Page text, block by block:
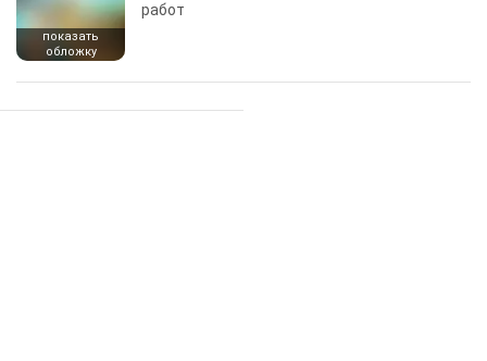
показать
обложку
работ